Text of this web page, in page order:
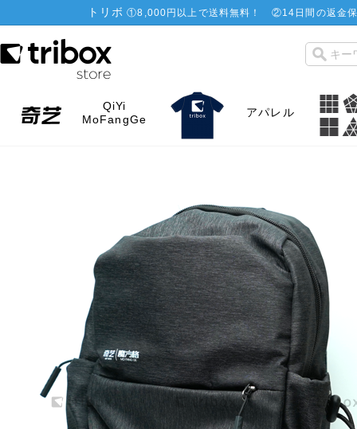
トリボ ①8,000円以上で送料無料！ ②14日間の返金
QiYi
MoFangGe
アパレル